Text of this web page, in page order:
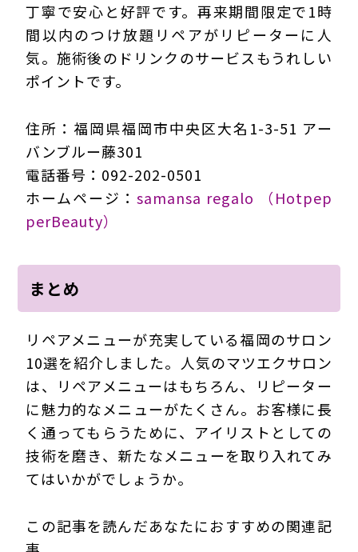
丁寧で安心と好評です。再来期間限定で1時
間以内のつけ放題リペアがリピーターに人
気。施術後のドリンクのサービスもうれしい
ポイントです。
住所：福岡県福岡市中央区大名1-3-51 アー
バンブルー藤301
電話番号：092-202-0501
ホームページ： samansa regalo （Hotpep
perBeauty）
まとめ
リペアメニューが充実している福岡のサロン
10選を紹介しました。人気のマツエクサロン
は、リペアメニューはもちろん、リピーター
に魅力的なメニューがたくさん。お客様に長
く通ってもらうために、アイリストとしての
技術を磨き、新たなメニューを取り入れてみ
てはいかがでしょうか。
この記事を読んだあなたにおすすめの関連記